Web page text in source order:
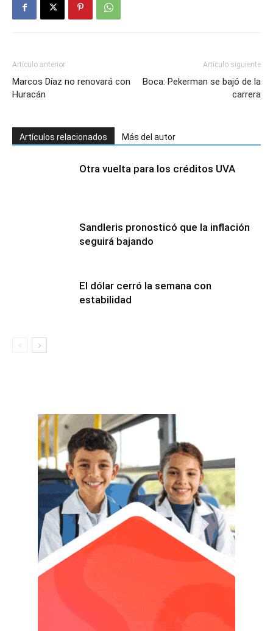
Artículo anterior
Marcos Díaz no renovará con
Huracán
Artículo siguiente
Boca: Pekerman se bajó de la
carrera
Artículos relacionados Más del autor
Otra vuelta para los créditos UVA
Sandleris pronosticó que la inflación
seguirá bajando
El dólar cerró la semana con
estabilidad